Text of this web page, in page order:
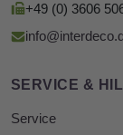
+49 (0) 3606
SERVICE &
Service